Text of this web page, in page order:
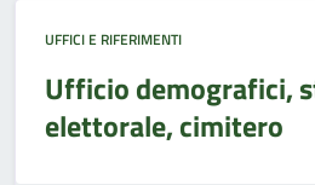
UFFICI E RIFERIMENTI
Ufficio demografici,
elettorale, cimitero